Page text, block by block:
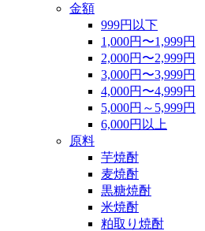
金額
999円以下
1,000円〜1,999円
2,000円〜2,999円
3,000円〜3,999円
4,000円〜4,999円
5,000円～5,999円
6,000円以上
原料
芋焼酎
麦焼酎
黒糖焼酎
米焼酎
粕取り焼酎